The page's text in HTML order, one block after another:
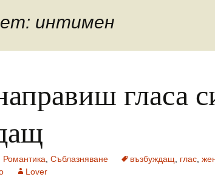
интимен
гласа
Романтика Съблазняване възбуждащ глас
Lover